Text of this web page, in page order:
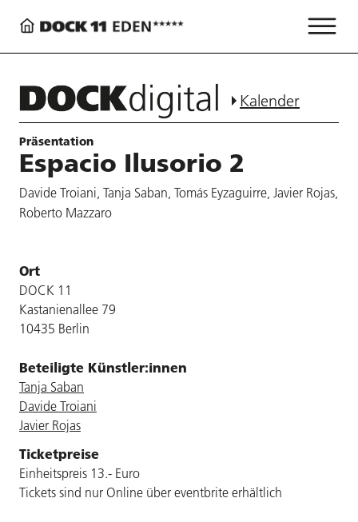
Kalender
Präsentation
Espacio Ilusorio 2
Davide Troiani, Tanja Saban, Tomás Eyzaguirre, Javier Rojas,
Roberto Mazzaro
Ort
DOCK 11
Kastanienallee 79
10435 Berlin
Beteiligte Künstler:innen
Tanja Saban
Davide Troiani
Javier Rojas
Ticketpreise
Einheitspreis 13.- Euro
Tickets sind nur Online über eventbrite erhältlich